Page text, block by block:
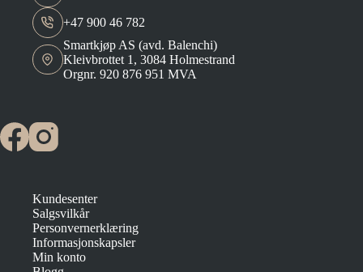
+47 900 46 782
Smartkjøp AS (avd. Balenchi)
Kleivbrottet 1, 3084 Holmestrand
Orgnr. 920 876 951 MVA
Kundesenter
Salgsvilkår
Personvernerklæring
Informasjonskapsler
Min konto